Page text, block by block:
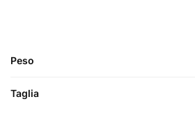
Peso
Taglia